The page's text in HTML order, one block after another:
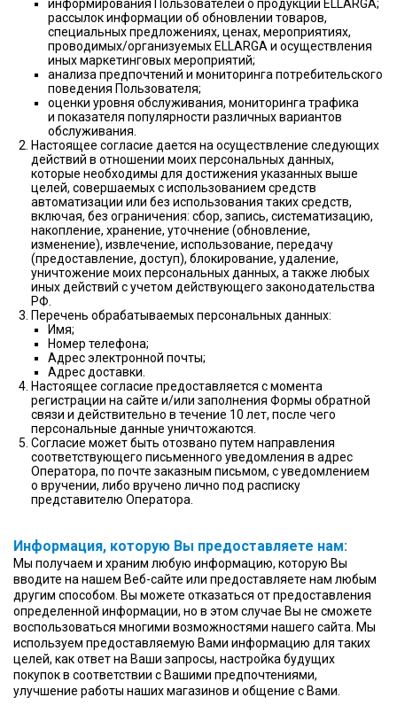
информирования Пользователей о продукции ELLARGA;
рассылок информации об обновлении товаров,
специальных предложениях, ценах, мероприятиях,
проводимых/организуемых ELLARGA и осуществления
иных маркетинговых мероприятий;
анализа предпочтений и мониторинга потребительского
поведения Пользователя;
оценки уровня обслуживания, мониторинга трафика
и показателя популярности различных вариантов
обслуживания.
Настоящее согласие дается на осуществление следующих
действий в отношении моих персональных данных,
которые необходимы для достижения указанных выше
целей, совершаемых с использованием средств
автоматизации или без использования таких средств,
включая, без ограничения: сбор, запись, систематизацию,
накопление, хранение, уточнение (обновление,
изменение), извлечение, использование, передачу
(предоставление, доступ), блокирование, удаление,
уничтожение моих персональных данных, а также любых
иных действий с учетом действующего законодательства
РФ.
Перечень обрабатываемых персональных данных:
Имя;
Номер телефона;
Адрес электронной почты;
Адрес доставки.
Настоящее согласие предоставляется с момента
регистрации на сайте и/или заполнения Формы обратной
связи и действительно в течение 10 лет, после чего
персональные данные уничтожаются.
Согласие может быть отозвано путем направления
соответствующего письменного уведомления в адрес
Оператора, по почте заказным письмом, с уведомлением
о вручении, либо вручено лично под расписку
представителю Оператора.
Информация, которую Вы предоставляете нам:
Мы получаем и храним любую информацию, которую Вы
вводите на нашем Веб-сайте или предоставляете нам любым
другим способом. Вы можете отказаться от предоставления
определенной информации, но в этом случае Вы не сможете
воспользоваться многими возможностями нашего сайта. Мы
используем предоставляемую Вами информацию для таких
целей, как ответ на Ваши запросы, настройка будущих
покупок в соответствии с Вашими предпочтениями,
улучшение работы наших магазинов и общение с Вами.